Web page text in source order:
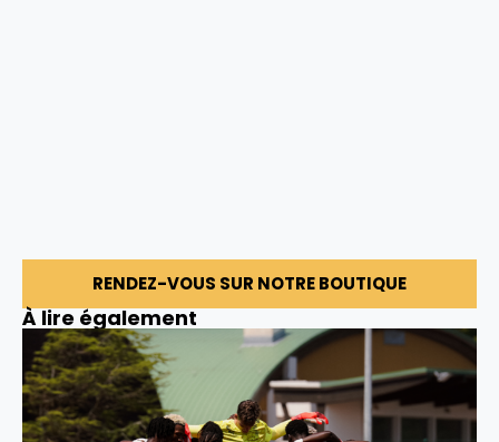
RENDEZ-VOUS SUR NOTRE BOUTIQUE
À lire également